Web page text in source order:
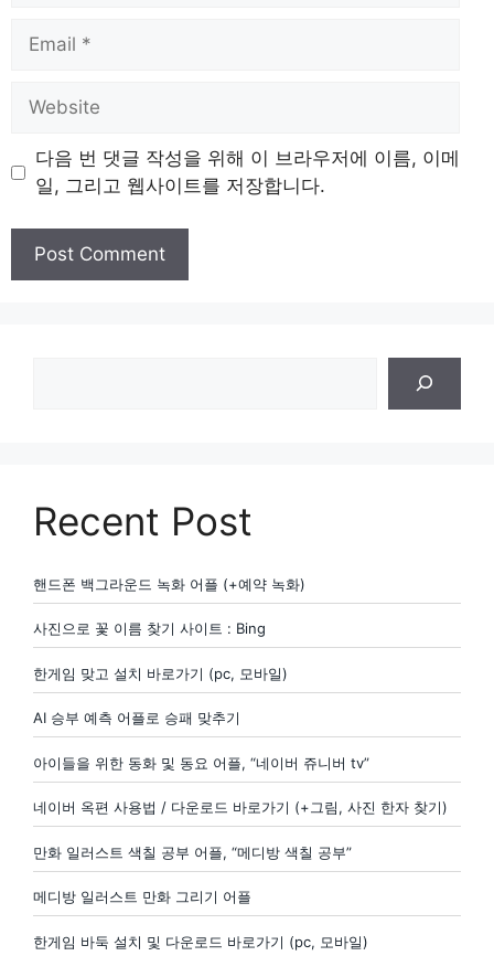
Email
Website
다음 번 댓글 작성을 위해 이 브라우저에 이름, 이메
일, 그리고 웹사이트를 저장합니다.
Recent Post
핸드폰 백그라운드 녹화 어플 (+예약 녹화)
사진으로 꽃 이름 찾기 사이트 : Bing
한게임 맞고 설치 바로가기 (pc, 모바일)
AI 승부 예측 어플로 승패 맞추기
아이들을 위한 동화 및 동요 어플, “네이버 쥬니버 tv”
네이버 옥편 사용법 / 다운로드 바로가기 (+그림, 사진 한자 찾기)
만화 일러스트 색칠 공부 어플, “메디방 색칠 공부”
메디방 일러스트 만화 그리기 어플
한게임 바둑 설치 및 다운로드 바로가기 (pc, 모바일)